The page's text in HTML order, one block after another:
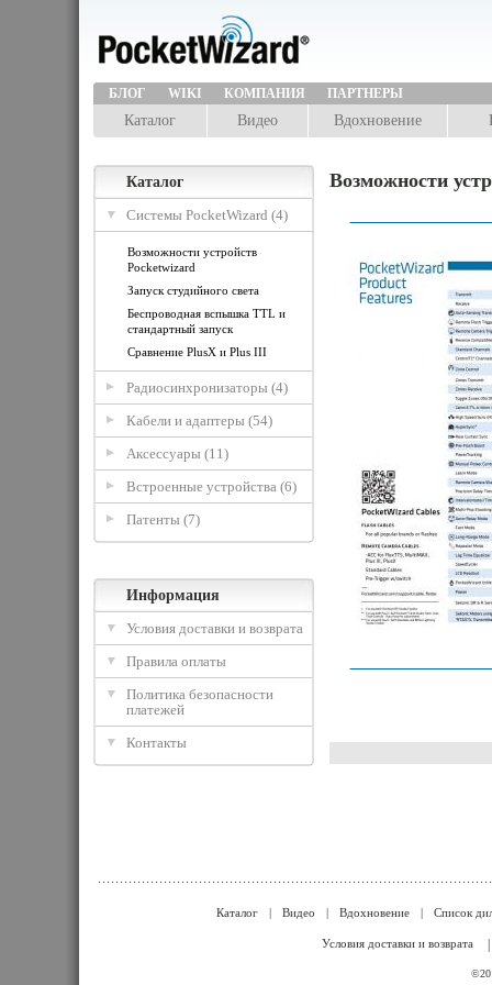
БЛОГ WIKI КОМПАНИЯ ПАРТНЕРЫ
Каталог Видео Вдохновение
Каталог
Системы PocketWizard (4)
Возможности устройств
Pocketwizard
Запуск студийного света
Беспроводная вспышка TTL и
стандартный запуск
Сравнение PlusX и Plus III
Радиосинхронизаторы (4)
Кабели и адаптеры (54)
Аксессуары (11)
Встроенные устройства (6)
Патенты (7)
Информация
Условия доставки и возврата
Правила оплаты
Политика безопасности
платежей
Контакты
Возможности
Каталог | Видео | Вдохновение | Список
Условия доставки и возврата